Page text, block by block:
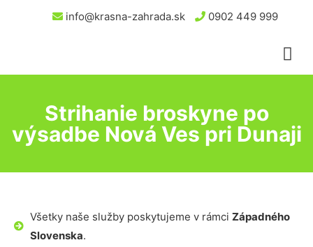
info@krasna-zahrada.sk 0902 449 999
Strihanie broskyne po
výsadbe Nová Ves pri Dunaji
Všetky naše služby poskytujeme v rámci Západného
Slovenska.